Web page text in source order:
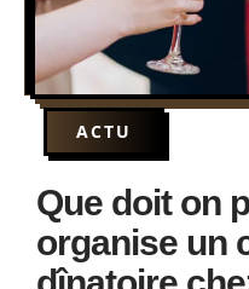
ACTU
Que doit on
organise un